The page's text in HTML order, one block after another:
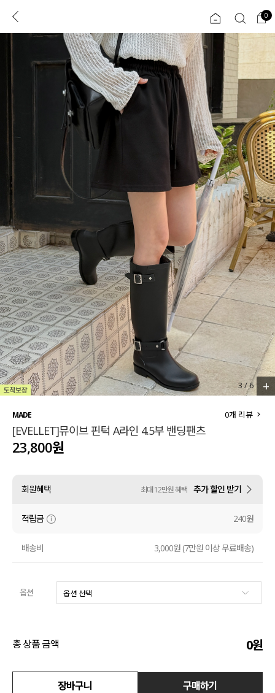
로그인 0
ENG
JP
리뷰 & 혜택 플러스핏 회원혜택
CATEGORY COMMUNITY
인플루언서 pick!
베스트
MADE
세트할인 ~30%
하객룩
살안타템
110사이즈
티셔츠
셔츠
원피스
니트
익스클루시브
아우터
티셔츠
니트
블라우스
원피스
팬츠
스커트
언더웨어
0
3/6 +
MADE
[EVELLET]뮤이브 핀턱 A라인 4.5부 밴딩팬츠
0개 리뷰
23,800원
회원혜택 최대 12만원 혜택 추가 할인 받기
적립금 240원
배송비 3,000원 (7만원 이상 무료배송)
옵션
총 상품 금액 0원
장바구니 구매하기